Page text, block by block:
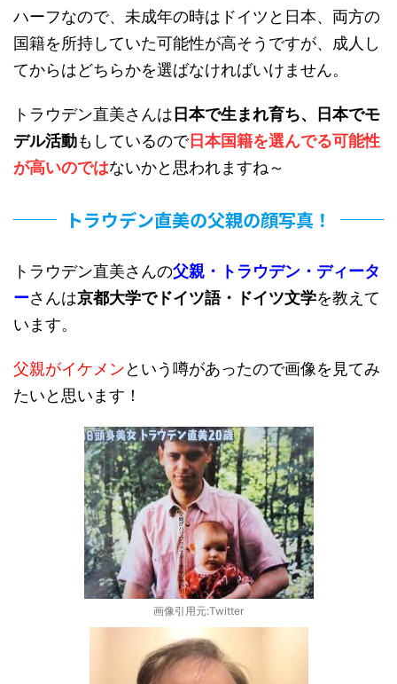
ハーフなので、未成年の時はドイツと日本、両方の
国籍を所持していた可能性が高そうですが、成人し
てからはどちらかを選ばなければいけません。
トラウデン直美さんは日本で生まれ育ち、日本でモ
デル活動もしているので日本国籍を選んでる可能性
が高いのではないかと思われますね～
トラウデン直美の父親の顔写真！
トラウデン直美さんの父親・トラウデン・ディータ
ーさんは京都大学でドイツ語・ドイツ文学を教えて
います。
父親がイケメンという噂があったので画像を見てみ
たいと思います！
画像引用元:Twitter